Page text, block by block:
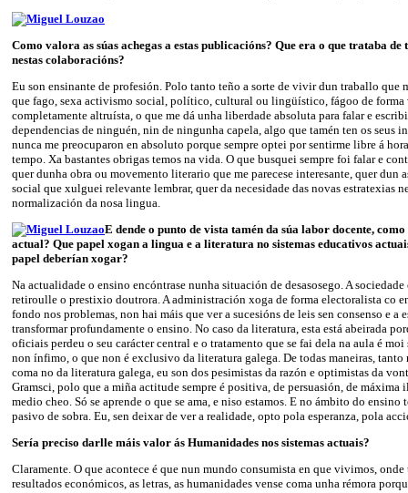
Como valora as súas achegas a estas publicacións? Que era o que trataba
nestas colaboracións?
Eu son ensinante de profesión. Polo tanto teño a sorte de vivir dun traballo que
que fago, sexa activismo social, político, cultural ou lingüístico, fágoo de forma
completamente altruísta, o que me dá unha liberdade absoluta para falar e
dependencias de ninguén, nin de ningunha capela, algo que tamén ten os seus
nunca me preocuparon en absoluto porque sempre optei por sentirme libre á
tempo. Xa bastantes obrigas temos na vida. O que busquei sempre foi falar e
quer dunha obra ou movemento literario que me parecese interesante, quer dun
social que xulguei relevante lembrar, quer da necesidade das novas estratexias
normalización da nosa lingua.
E dende o punto de vista tamén da súa labor docente,
actual? Que papel xogan a lingua e a literatura no sistemas educativos
papel deberían xogar?
Na actualidade o ensino encóntrase nunha situación de desasosego. A
retiroulle o prestixio doutrora. A administración xoga de forma electoralista co
fondo nos problemas, non hai máis que ver a sucesións de leis sen consenso e a
transformar profundamente o ensino. No caso da literatura, esta está abeirada
oficiais perdeu o seu carácter central e o tratamento que se fai dela na aula é
non ínfimo, o que non é exclusivo da literatura galega. De todas maneiras, tanto
coma no da literatura galega, eu son dos pesimistas da razón e optimistas da
Gramsci, polo que a miña actitude sempre é positiva, de persuasión, de máxima
medio cheo. Só se aprende o que se ama, e niso estamos. E no ámbito do
pasivo de sobra. Eu, sen deixar de ver a realidade, opto pola esperanza, pola
Sería preciso darlle máis valor ás Humanidades nos sistemas actuais?
Claramente. O que acontece é que nun mundo consumista en que vivimos, onde
resultados económicos, as letras, as humanidades vense coma unha rémora